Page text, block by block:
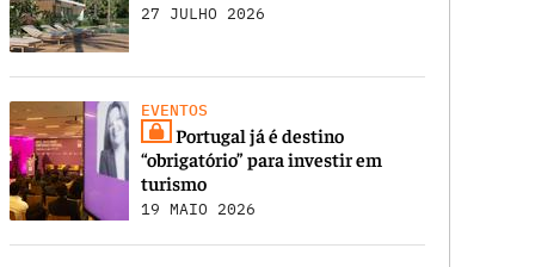
27 JULHO 2026
EVENTOS
Portugal já é destino
“obrigatório” para investir em
turismo
19 MAIO 2026